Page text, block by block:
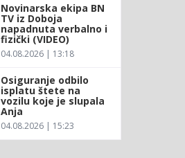
Novinarska ekipa BN
TV iz Doboja
napadnuta verbalno i
fizički (VIDEO)
04.08.2026 | 13:18
Osiguranje odbilo
isplatu štete na
vozilu koje je slupala
Anja
04.08.2026 | 15:23